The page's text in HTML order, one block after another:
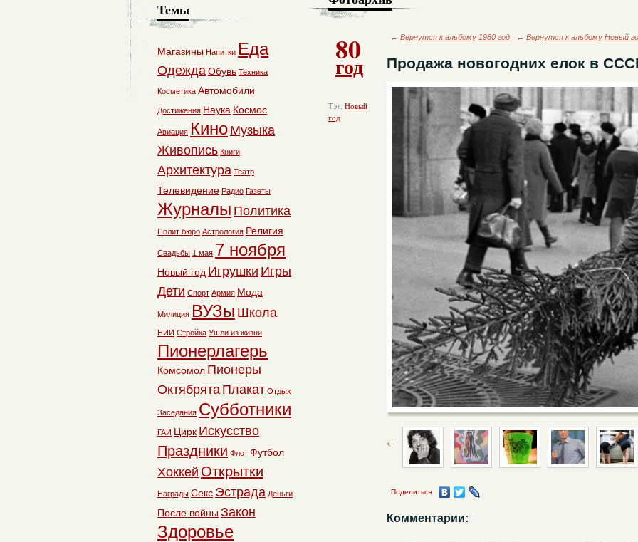
80
год
Тэг: Новый
год
← Вернутся к альбому 1980 год ← Вернутся к альбому Новый
Продажа новогодних елок в
Поделиться
Комментарии:
Темы
Магазины Напитки Еда
ОдеждаОбувь Техника
Косметика Автомобили
Достижения Наука Космос
Авиация Кино Музыка
Живопись Книги
Архитектура Театр
Телевидение Радио Газеты
Журналы Политика
Полит бюро Астрология Религия
Свадьбы 1 мая 7 ноября
Новый год Игрушки Игры
Дети Спорт Армия Мода
Милиция ВУЗы Школа
НИИ Стройка Ушли из жизни
Пионерлагерь
Комсомол Пионеры
Октябрята Плакат Отдых
Заседания Субботники
ГАИ Цирк Искусство
Праздники Флот Футбол
Хоккей Открытки
Награды Секс Эстрада Деньги
После войны Закон
Здоровье